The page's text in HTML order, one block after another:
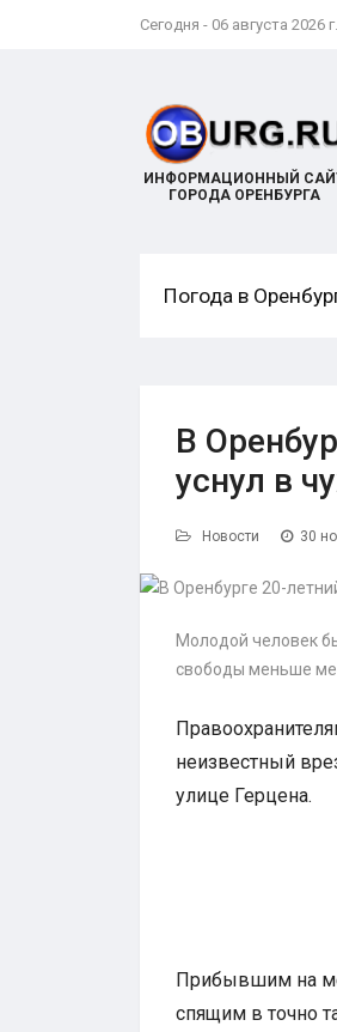
Сегодня - 06 августа
ИНФОРМАЦИОННЫЙ
ГОРОДА ОРЕНБУРГА
происходит с игроком
Погода в
В
уснул в
Новости 30
Молодой человек
свободы меньше
неизвестный
улице Герцена.
Прибывшим на
спящим в точно